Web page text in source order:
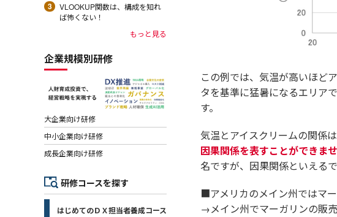
この例では、気温が高いほど
タを基準に猛暑になるエリア
す。
気温とアイスクリームの関係
因果関係を表すことができませ
名ですが、因果関係といえる
■アメリカのメイン州ではマ
→メイン州でマーガリンの販
VLOOKUP関数は、構成を知れ
ば怖くない！
もっと見る
企業規模別研修
大企業向け研修
中小企業向け研修
成長企業向け研修
研修コースを探す
はじめてのＤＸ担当者養成コース